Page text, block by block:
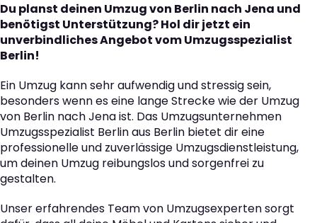
Du planst deinen Umzug von Berlin nach Jena und
benötigst Unterstützung? Hol dir jetzt ein
unverbindliches Angebot vom Umzugsspezialist
Berlin!
Ein Umzug kann sehr aufwendig und stressig sein,
besonders wenn es eine lange Strecke wie der Umzug
von Berlin nach Jena ist. Das Umzugsunternehmen
Umzugsspezialist Berlin aus Berlin bietet dir eine
professionelle und zuverlässige Umzugsdienstleistung,
um deinen Umzug reibungslos und sorgenfrei zu
gestalten.
Unser erfahrendes Team von Umzugsexperten sorgt